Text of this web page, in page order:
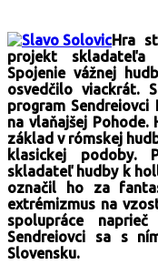
Hra
projekt skladateľa
Spojenie vážnej
osvedčilo viackrát.
program
na vlaňajšej
základ v rómskej
klasickej podoby.
skladateľ hudby k
označil ho za
extrémizmus na
spolupráce
Sendreiovci sa s
Slovensku.